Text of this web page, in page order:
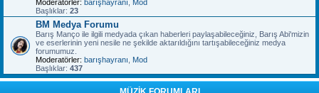
Moderatörler: barışhayranı
Mod
Başlıklar: 23
BM Medya Forumu
Barış Manço ile ilgili medyada çıkan haberleri paylaşabileceğiniz, Barış Abi'mizin
ve eserlerinin yeni nesile ne şekilde aktarıldığını tartışabileceğiniz medya
forumumuz.
Moderatörler: barışhayranı
Mod
Başlıklar: 437